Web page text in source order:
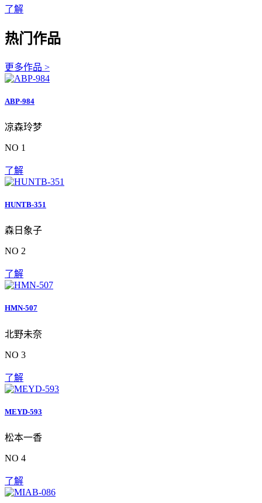
了解
热门作品
更多作品 >
ABP-984
凉森玲梦
NO 1
了解
HUNTB-351
森日象子
NO 2
了解
HMN-507
北野未奈
NO 3
了解
MEYD-593
松本一香
NO 4
了解